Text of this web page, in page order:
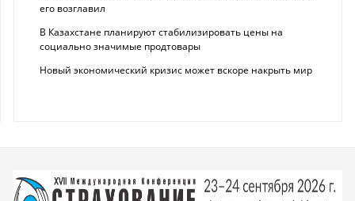
его возглавил
В Казахстане планируют стабилизировать цены на
социально значимые продтовары
Новый экономический кризис может вскоре накрыть мир